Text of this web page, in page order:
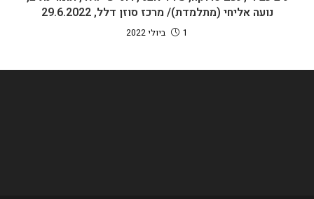
נועה אליחי (מתלמדת)/ מרכז סוזן דלל, 29.6.2022
1 ביולי 2022